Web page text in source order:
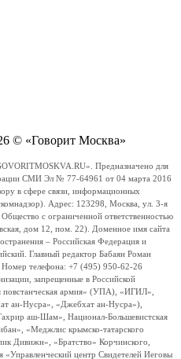
© «Говорит Москва»
Предназначено для
СМИ Эл № 77-64961 от 04 марта 2016
в сфере связи, информационных
Адрес: 123298, Москва, ул. 3-я
с ограниченной ответственностью
дом 12, пом. 22). Доменное имя сайта
– Российская Федерация и
Главный редактор Бабаян Роман
телефона: +7 (495) 950-62-26
запрещенные в Российской
повстанческая армия» (УПА), «ИГИЛ»,
ан-Нусра», «Джебхат ан-Нусра»),
аш-Шам», Национал-Большевистская
«Меджлис крымско-татарского
Дивижн», «Братство» Корчинского,
«Управленческий центр Свидетелей Иеговы